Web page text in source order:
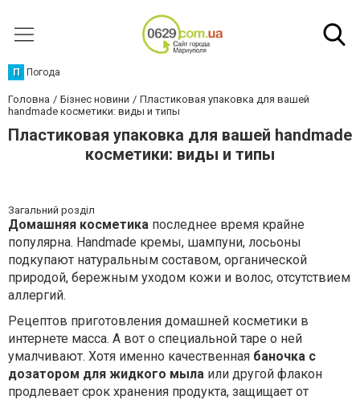
П Погода
Головна Бізнес новини
Пластиковая упаковка для вашей
handmade косметики: виды и типы
Пластиковая упаковка для вашей handmade
косметики: виды и типы
Загальний розділ
Домашняя косметика последнее время крайне
популярна. Handmade кремы, шампуни, лосьоны
подкупают натуральным составом, органической
природой, бережным уходом кожи и волос, отсутствием
аллергий.
Рецептов приготовления домашней косметики в
интернете масса. А вот о специальной таре о ней
умалчивают. Хотя именно качественная баночка с
дозатором для жидкого мыла или другой флакон
продлевает срок хранения продукта, защищает от